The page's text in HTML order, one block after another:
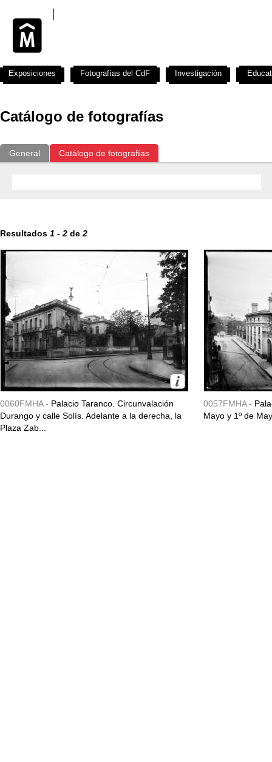
Catálogo de fotografías
General Catálogo de fotografías
Resultados 1 - 2 de 2
0060FMHA - Palacio Taranco. Circunvalación
Durango y calle Solís. Adelante a la derecha, la
Plaza Zab...
0057FMHA -
Mayo y 1º de
Exposiciones Fotografías del CdF Investigación